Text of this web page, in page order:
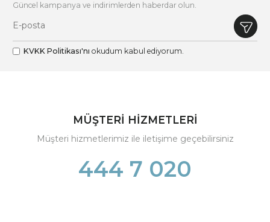
Güncel kampanya ve indirimlerden haberdar olun.
KVKK Politikası'nı okudum kabul ediyorum.
MÜŞTERİ HİZMETLERİ
Müşteri hizmetlerimiz ile iletişime geçebilirsiniz
444 7 020